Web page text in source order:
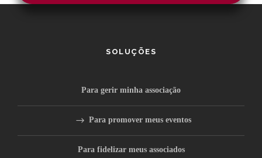
SOLUÇÕES
Para gerir minha associação
Para promover meus eventos
Para fidelizar meus associados